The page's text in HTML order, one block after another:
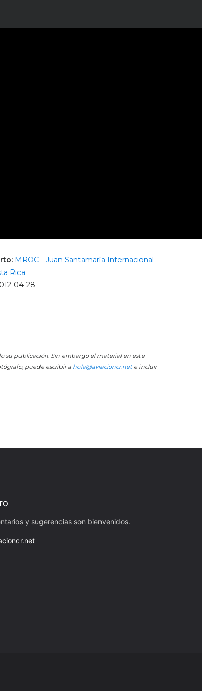
MROC - Juan Santamaría Internacional
Rica
04-28
su publicación. Sin embargo el material en este
puede escribir a hola@aviacioncr.nete incluir
y sugerencias son bienvenidos.